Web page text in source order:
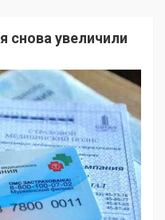
увеличили